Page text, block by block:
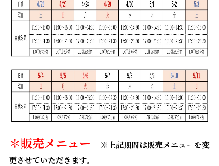
＊販売メニュー
※上記期間は販売メニューを変
更させていただきます。